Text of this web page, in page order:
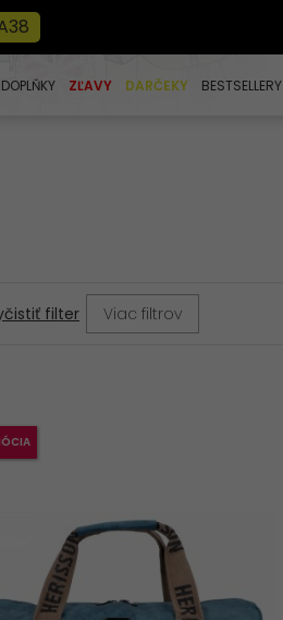
DOPLŇKY ZĽAVY DARČEKY BESTSELLERY
filter Viac filtrov